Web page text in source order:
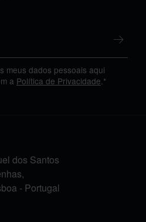
meus dados pessoais aqui
a Política de Privacidade .*
dos Santos
- Portugal